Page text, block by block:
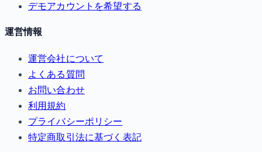
デモアカウントを希望する
運営情報
運営会社について
よくある質問
お問い合わせ
利用規約
プライバシーポリシー
特定商取引法に基づく表記